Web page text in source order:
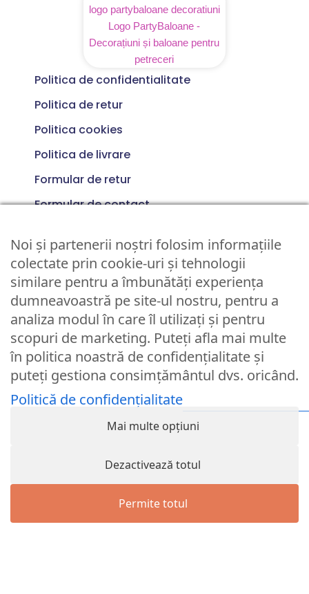
Politica de confidentialitate
Politica de retur
Politica cookies
Politica de livrare
Formular de retur
Formular de contact
0733 281 249
Luni - Vineri 10:00 > 16:00
Nume utilizator sau Email
Parola
© Partybaloane.ro - Toate drepturile rezervate. ™
Noi și partenerii noștri folosim informațiile
colectate prin cookie-uri și tehnologii
similare pentru a îmbunătăți experiența
dumneavoastră pe site-ul nostru, pentru a
analiza modul în care îl utilizați și pentru
scopuri de marketing. Puteți afla mai multe
în politica noastră de confidențialitate și
puteți gestiona consimțământul dvs. oricând.
Politică de confidențialitate
Mai multe opțiuni
Dezactivează totul
Permite totul